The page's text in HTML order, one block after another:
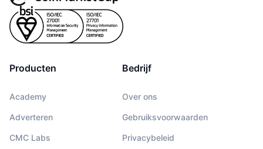
Producten
Academy
Adverteren
CMC Labs
Bedrijf
Over ons
Gebruiksvoorwaarden
Privacybeleid